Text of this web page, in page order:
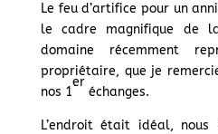
Le feu d’artifice pour un
le cadre magnifique de
domaine récemment
propriétaire, que je
nos 1
er
échanges.
L’endroit était idéal, nous